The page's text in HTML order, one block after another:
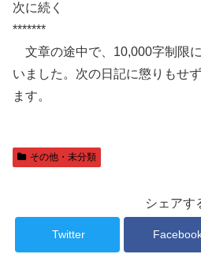
次に続く
*******
文章の途中で、10,000字制限
いました。次の日記に懲りもせ
ます。
その他・未分類
シェアす
Twitter